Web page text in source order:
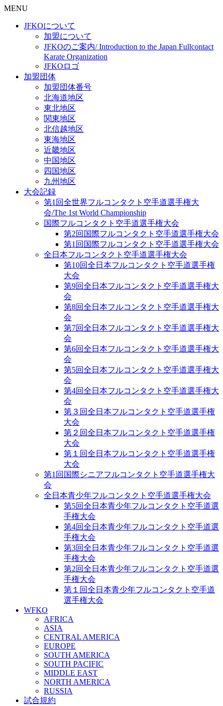
MENU
JFKOについて
加盟について
JFKOのご案内/ Introduction to the Japan Fullcontact
Karate Organization
JFKOロゴ
加盟団体
加盟団体番号
北海道地区
東北地区
関東地区
北信越地区
東海地区
近畿地区
中国地区
四国地区
九州地区
大会記録
第1回全世界フルコンタクト空手道選手権大
会/The 1st World Championship
国際フルコンタクト空手道選手権大会
第2回国際フルコンタクト空手道選手権大会
第1回国際フルコンタクト空手道選手権大会
全日本フルコンタクト空手道選手権大会
第10回全日本フルコンタクト空手道選手権
大会
第9回全日本フルコンタクト空手道選手権大
会
第8回全日本フルコンタクト空手道選手権大
会
第7回全日本フルコンタクト空手道選手権大
会
第6回全日本フルコンタクト空手道選手権大
会
第5回全日本フルコンタクト空手道選手権大
会
第4回全日本フルコンタクト空手道選手権大
会
第３回全日本フルコンタクト空手道選手権
大会
第２回全日本フルコンタクト空手道選手権
大会
第１回全日本フルコンタクト空手道選手権
大会
第1回国際シニアフルコンタクト空手道選手権大
会
全日本青少年フルコンタクト空手道選手権大会
第5回全日本青少年フルコンタクト空手道選
手権大会
第4回全日本青少年フルコンタクト空手道選
手権大会
第3回全日本青少年フルコンタクト空手道選
手権大会
第2回全日本青少年フルコンタクト空手道選
手権大会
第１回全日本青少年フルコンタクト空手道
選手権大会
WFKO
AFRICA
ASIA
CENTRAL AMERICA
EUROPE
SOUTH AMERICA
SOUTH PACIFIC
MIDDLE EAST
NORTH AMERICA
RUSSIA
試合規約